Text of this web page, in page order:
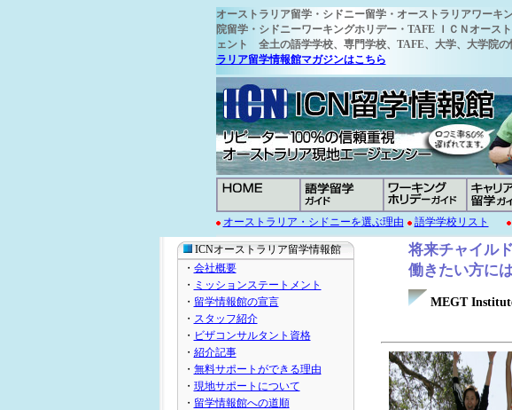
オーストラリア留学・シドニー留学・オーストラリアワーキ
院留学・シドニーワーキングホリデー・TAFE ＩＣＮオース
ェント 全土の語学学校、専門学校、TAFE、大学、大学院
ラリア留学情報館マガジンはこちら
オーストラリア・シドニーを選ぶ理由 語学学校リスト
ICNオーストラリア留学情報館
・ 会社概要
・ ミッションステートメント
・ 留学情報館の宣言
・ スタッフ紹介
・ ビザコンサルタント資格
・ 紹介記事
・ 無料サポートができる理由
・ 現地サポートについて
・ 留学情報館への道順
将来チャイル
働きたい方に
MEGT